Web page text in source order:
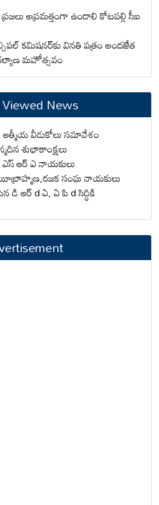
అప్రమత్తంగా ఉండాలి కోటపల్లి సీఐ
కమిషనర్‌కు వినతి పత్రం అందజేత
మహోత్సవం
News
ఆత్మీయ వీడుకోలు సమావేశం
శుభాకాంక్షలు
ఆర్ ఎ నాయకులు
సంఘ నాయకులు
డి ఆర్ d ఏ, ఏ పి d సిద్ధికి